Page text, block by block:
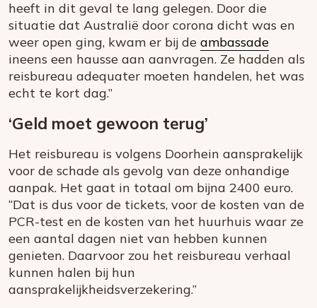
heeft in dit geval te lang gelegen. Door die
situatie dat Australië door corona dicht was en
weer open ging, kwam er bij de ambassade
ineens een hausse aan aanvragen. Ze hadden als
reisbureau adequater moeten handelen, het was
echt te kort dag.”
‘Geld moet gewoon terug’
Het reisbureau is volgens Doorhein aansprakelijk
voor de schade als gevolg van deze onhandige
aanpak. Het gaat in totaal om bijna 2400 euro.
“Dat is dus voor de tickets, voor de kosten van de
PCR-test en de kosten van het huurhuis waar ze
een aantal dagen niet van hebben kunnen
genieten. Daarvoor zou het reisbureau verhaal
kunnen halen bij hun
aansprakelijkheidsverzekering.”